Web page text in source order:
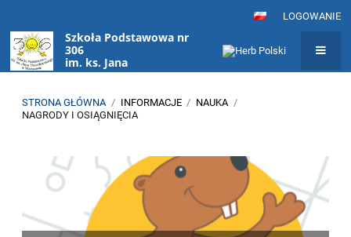
LOGOWANIE
Szkoła Podstawowa nr
306
im. ks. Jana
Twardowskiego
STRONA GŁÓWNA / INFORMACJE / NAUKA /
NAGRODY I OSIĄGNIĘCIA
Nagrody
osiągnięcia